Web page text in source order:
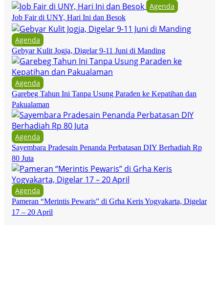
Agenda
Job Fair di UNY, Hari Ini dan Besok
Agenda
Gebyar Kulit Jogja, Digelar 9-11 Juni di Manding
Agenda
Garebeg Tahun Ini Tanpa Usung Paraden ke Kepatihan dan
Pakualaman
Agenda
Sayembara Pradesain Penanda Perbatasan DIY Berhadiah Rp
80 Juta
Agenda
Pameran “Merintis Pewaris” di Grha Keris Yogyakarta, Digelar
17 – 20 April